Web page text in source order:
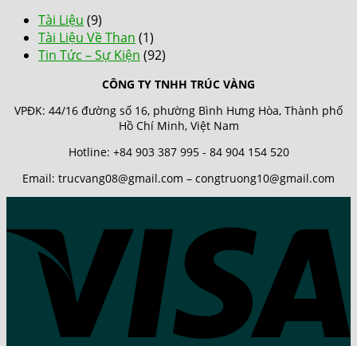
Tài Liệu (9)
Tài Liệu Về Than (1)
Tin Tức – Sự Kiện (92)
CÔNG TY TNHH TRÚC VÀNG
VPĐK: 44/16 đường số 16, phường Bình Hưng Hòa, Thành phố
Hồ Chí Minh, Việt Nam
Hotline: +84 903 387 995 - 84 904 154 520
Email: trucvang08@gmail.com – congtruong10@gmail.com